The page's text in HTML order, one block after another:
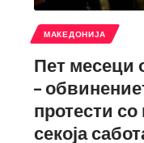
МАКЕДОНИЈА
Пет месеци
–
протести
секоја